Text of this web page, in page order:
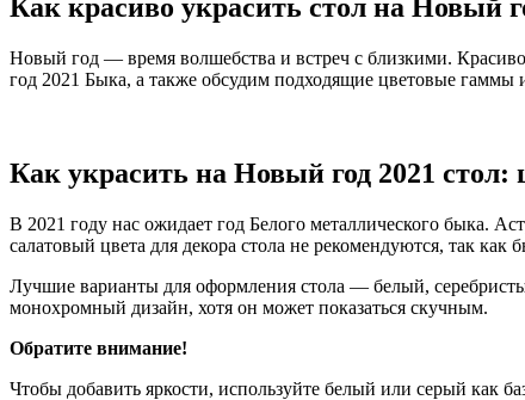
Как красиво украсить стол на Новый
Новый год — время волшебства и встреч с близкими.
год 2021 Быка, а также обсудим подходящие цветовые гаммы
Как украсить на Новый год 2021 стол:
В 2021 году нас ожидает год Белого металлического быка.
салатовый цвета для декора стола не рекомендуются, так как
Лучшие варианты для оформления стола — белый,
монохромный дизайн, хотя он может показаться скучным.
Обратите внимание!
Чтобы добавить яркости, используйте белый или серый как